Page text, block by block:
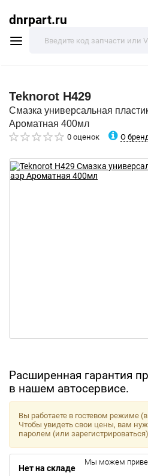
dnrpart.ru
Teknorot H429
Смазка универсальная
Ароматная 400мл
0 оценок О
Расширенная гарантия
в нашем автосервисе.
Вы работаете в гостевом режиме
Чтобы увидеть свои цены, вам
паролем (или
Нет на складе
Мы можем